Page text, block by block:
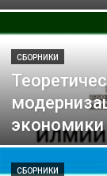
СБОРНИКИ
экономики
СБОРНИКИ